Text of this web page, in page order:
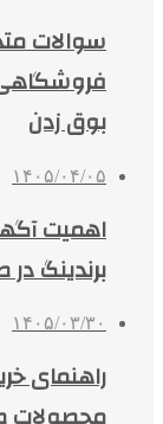
سوالات
بوق زدن
۱۴۰۵/۰۴/۰۵
اهمیت
برندینگ
۱۴۰۵/۰۳/۳۰
راهنمای